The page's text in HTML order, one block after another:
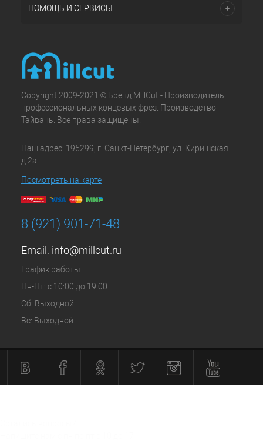
ПОМОЩЬ И СЕРВИСЫ
Copyright 2009-2021 © Бренд MillCut - Производитель
профессиональных концевых фрез. Производство -
Тайвань. Все права защищены.
Наш адрес: 195299, г. Санкт-Петербург, ул. Киришская.
д.2а
Посмотреть на карте
8 (921) 901-71-48
Email: info@millcut.ru
График работы
Пн-Пт: с 10:00 до 19:00
Сб: Выходной
Вс: Выходной